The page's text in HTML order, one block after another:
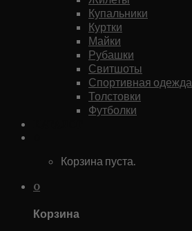
Купальники
Куртки
Майки
Рубашки
Свитшоты
Спортивная одежда
Толстовки
Футболки
Корзина пуста.
0
Корзина